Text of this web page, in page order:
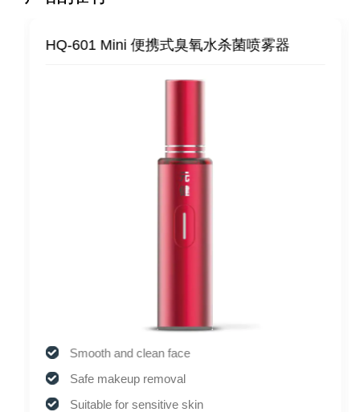
HQ-601 Mini 便携式臭氧水杀菌喷雾器
Smooth and clean face
Safe makeup removal
Suitable for sensitive skin